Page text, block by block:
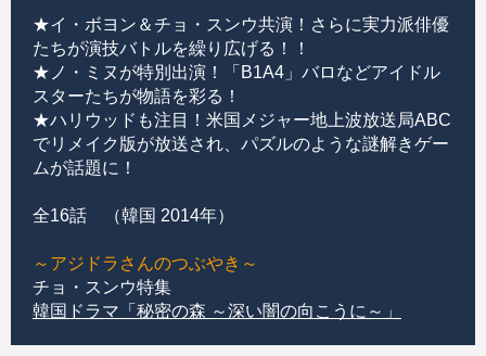
★イ・ボヨン＆チョ・スンウ共演！さらに実力派俳優
たちが演技バトルを繰り広げる！！
★ノ・ミヌが特別出演！「B1A4」バロなどアイドル
スターたちが物語を彩る！
★ハリウッドも注目！米国メジャー地上波放送局ABC
でリメイク版が放送され、パズルのような謎解きゲー
ムが話題に！
全16話 （韓国 2014年）
～アジドラさんのつぶやき～
チョ・スンウ特集
韓国ドラマ「秘密の森 ～深い闇の向こうに～」